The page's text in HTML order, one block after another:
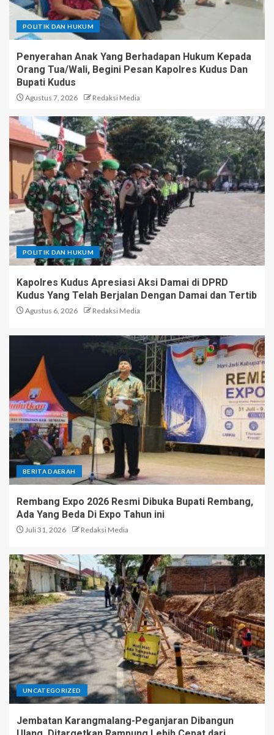
POLITIK DAN HUKUM
Penyerahan Anak Yang Berhadapan Hukum Kepada
Orang Tua/Wali, Begini Pesan Kapolres Kudus Dan
Bupati Kudus
Agustus 7, 2026 Redaksi Media
POLITIK DAN HUKUM
Kapolres Kudus Apresiasi Aksi Damai di DPRD
Kudus Yang Telah Berjalan Dengan Damai dan Tertib
Agustus 6, 2026 Redaksi Media
BERITA DAERAH
Rembang Expo 2026 Resmi Dibuka Bupati Rembang,
Ada Yang Beda Di Expo Tahun ini
Juli 31, 2026 Redaksi Media
UNCATEGORIZED
Jembatan Karangmalang-Peganjaran Dibangun